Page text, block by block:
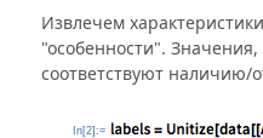
Извлечем
"особенности".
соответствуют наличию/
In[2]:=